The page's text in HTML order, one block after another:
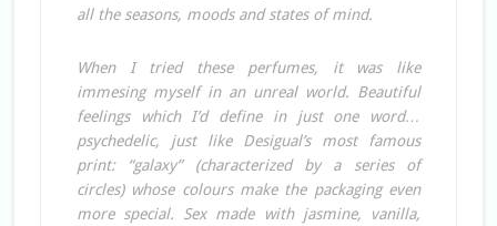
all the seasons, moods and states of mind.
When I tried these perfumes, it was like
immesing myself in an unreal world. Beautiful
feelings which I’d define in just one word…
psychedelic, just like Desigual’s most famous
print: “galaxy” (characterized by a series of
circles) whose colours make the packaging even
more special. Sex made with jasmine, vanilla,